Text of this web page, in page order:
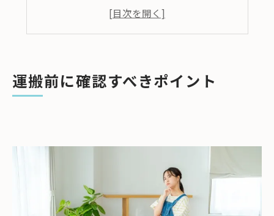
家具を解体できるか確認
プロの技術と専門機材で安全に運搬
クレーン搬入が必要な場合も対応可能
運搬前に確認すべきポイント